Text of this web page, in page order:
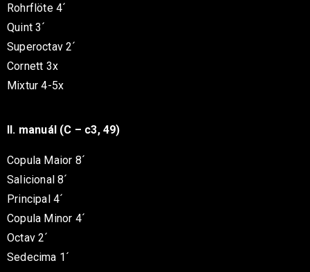
Rohrflöte 4´
Quint 3´
Superoctav 2´
Cornett 3x
Mixtur 4-5x
II. manuál (C – c3, 49)
Copula Maior 8´
Salicional 8´
Principal 4´
Copula Minor 4´
Octav 2´
Sedecima 1´